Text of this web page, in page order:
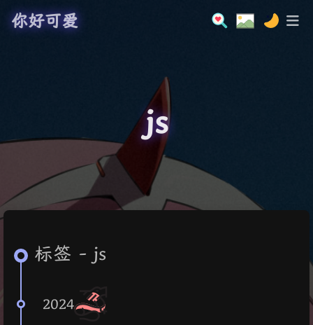
你好可爱
js
标签 - js
2024